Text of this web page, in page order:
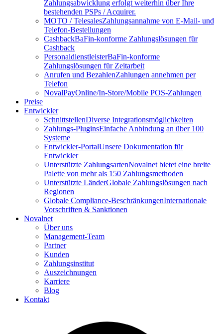
Zahlungsabwicklung erfolgt weiterhin über Ihre
bestehenden PSPs / Acquirer.
MOTO / TelesalesZahlungsannahme von E-Mail- und
Telefon-Bestellungen
CashbackBaFin-konforme Zahlungslösungen für
Cashback
PersonaldienstleisterBaFin-konforme
Zahlungslösungen für Zeitarbeit
Anrufen und BezahlenZahlungen annehmen per
Telefon
NovalPayOnline/In-Store/Mobile POS-Zahlungen
Preise
Entwickler
SchnittstellenDiverse Integrationsmöglichkeiten
Zahlungs-PluginsEinfache Anbindung an über 100
Systeme
Entwickler-PortalUnsere Dokumentation für
Entwickler
Unterstützte ZahlungsartenNovalnet bietet eine breite
Palette von mehr als 150 Zahlungsmethoden
Unterstützte LänderGlobale Zahlungslösungen nach
Regionen
Globale Compliance-BeschränkungenInternationale
Vorschriften & Sanktionen
Novalnet
Über uns
Management-Team
Partner
Kunden
Zahlungsinstitut
Auszeichnungen
Karriere
Blog
Kontakt